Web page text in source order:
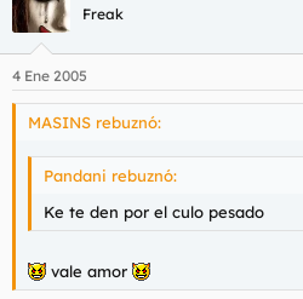
Freak
4 Ene 2005
MASINS rebuznó:
Pandani rebuznó:
Ke te den por el culo pesado
vale amor